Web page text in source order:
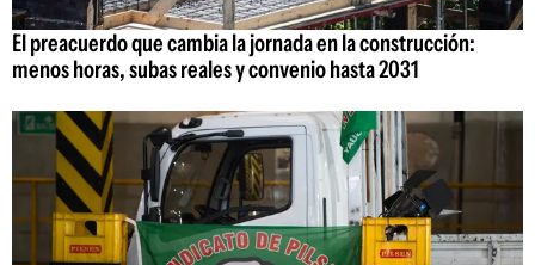
El preacuerdo que cambia la jornada en la construcción:
menos horas, subas reales y convenio hasta 2031